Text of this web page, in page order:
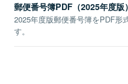
郵便番号簿PDF（2025年度版）
2025年度版郵便番号簿をPDF形
す。